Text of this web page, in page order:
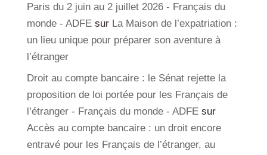
Paris du 2 juin au 2 juillet 2026 - Français du
monde - ADFEsur La Maison de l’expatriation :
un lieu unique pour préparer son aventure à
l’étranger
Droit au compte bancaire : le Sénat rejette la
proposition de loi portée pour les Français de
l’étranger - Français du monde - ADFEsur
Accès au compte bancaire : un droit encore
entravé pour les Français de l’étranger, au